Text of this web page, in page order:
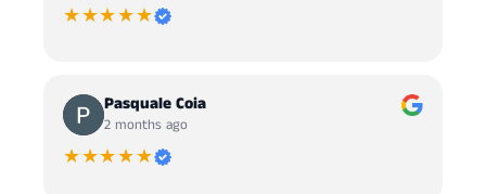
★★★★★
Pasquale Coia
2 months ago
★★★★★